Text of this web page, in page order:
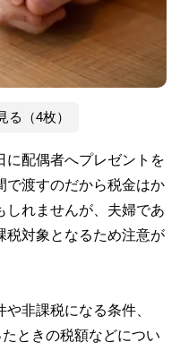
る（4枚）
に配偶者へプレゼントを
で渡すのだから税金はか
しれませんが、夫婦であ
税対象となるため注意が
非課税になる条件、
ときの税額などについ